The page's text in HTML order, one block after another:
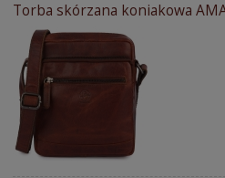
Torba skórzana koniakowa